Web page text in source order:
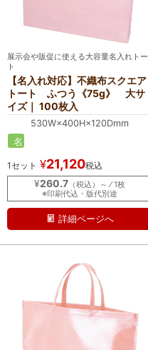
展示会や販促に使える大容量名入れトー
ト
【名入れ対応】不織布スクエア
トート ふつう《75g》 大サ
イズ｜ 100枚入
530W×400H×120Dmm
名
れ
1セット ¥21,120税込
¥260.7 （税込）～ ⁄ 1枚
※印刷代込・版代別途
詳細ページへ